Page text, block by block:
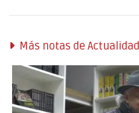
Más notas de Actualidad